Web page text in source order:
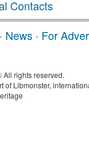
Contacts
· News · For
All rights reserved.
of Libmonster,